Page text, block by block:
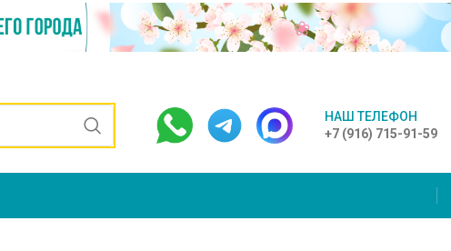
НАШ ТЕЛЕФОН
+7 (916) 715-91-59